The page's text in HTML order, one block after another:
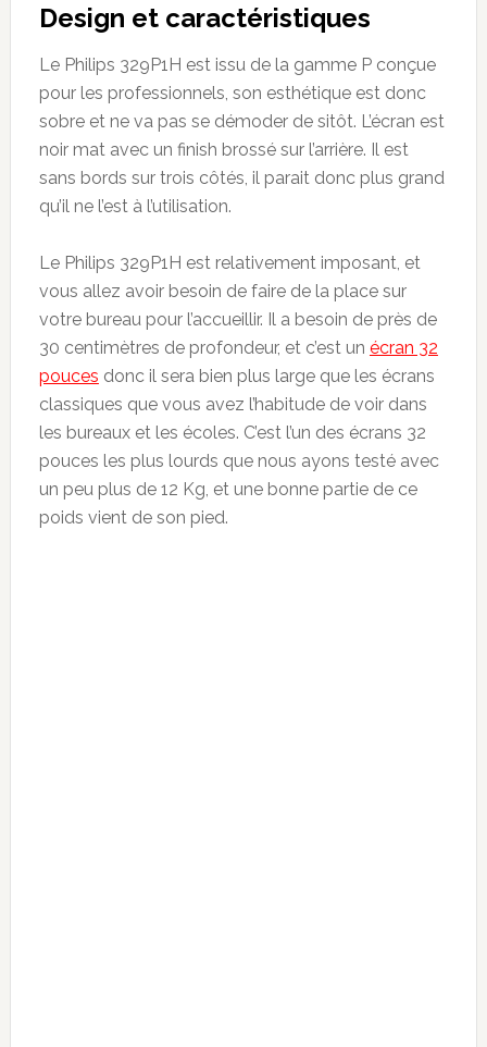
Design et caractéristiques
Le Philips 329P1H est issu de la gamme P conçue
pour les professionnels, son esthétique est donc
sobre et ne va pas se démoder de sitôt. L’écran est
noir mat avec un finish brossé sur l’arrière. Il est
sans bords sur trois côtés, il parait donc plus grand
qu’il ne l’est à l’utilisation.
Le Philips 329P1H est relativement imposant, et
vous allez avoir besoin de faire de la place sur
votre bureau pour l’accueillir. Il a besoin de près de
30 centimètres de profondeur, et c’est un écran 32
pouces donc il sera bien plus large que les écrans
classiques que vous avez l’habitude de voir dans
les bureaux et les écoles. C’est l’un des écrans 32
pouces les plus lourds que nous ayons testé avec
un peu plus de 12 Kg, et une bonne partie de ce
poids vient de son pied.